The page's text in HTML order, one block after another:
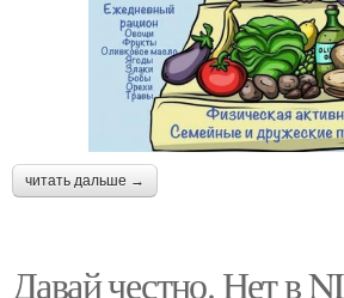
читать дальше →
Давай честно. Нет в